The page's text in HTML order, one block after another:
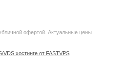
офертой. Актуальные цены
хостинге от FASTVPS